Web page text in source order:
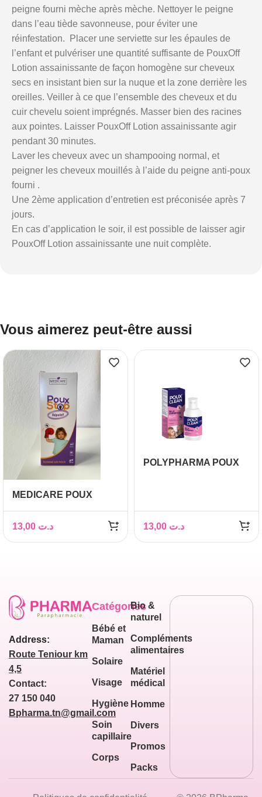
peigne fourni mèche après mèche. Nettoyer le peigne
dans l’eau tiède savonneuse, pour éviter une
réinfestation. Placer une serviette sur les épaules de
l’enfant et pulvériser une quantité suffisante de PouxOff
Lotion assainissante de façon homogène sur cheveux
secs en insistant bien sur la nuque et la zone derrière les
oreilles. Veiller à ce que l’ensemble des cheveux et du
cuir chevelu soient imprégnés. Masser bien des racines
aux pointes. Laisser PouxOff Lotion assainissante agir
pendant 30 minutes.
Laver les cheveux avec un shampooing normal, et
peigner les cheveux mouillés à l’aide du peigne anti-poux
fourni .
Une 2ème application d’entretien est préconisée après 7
jours.
En cas d’application le soir, il est possible de laisser agir
PouxOff Lotion assainissante une nuit complète.
Vous aimerez peut-être aussi
MEDICARE POUX
SPRAY FL 100 ML
د.ت
POLYPHARMA POUX
د.ت
Address:
Route Teniour km
4,5
Contact:
27 150 040
Bpharma.tn@gmail.com
Catégories
Bébé et
Maman
Solaire
Visage
Hygiène
Soin
capillaire
Corps
Bio &
naturel
Compléments
alimentaires
Matériel
médical
Homme
Divers
Promos
Packs